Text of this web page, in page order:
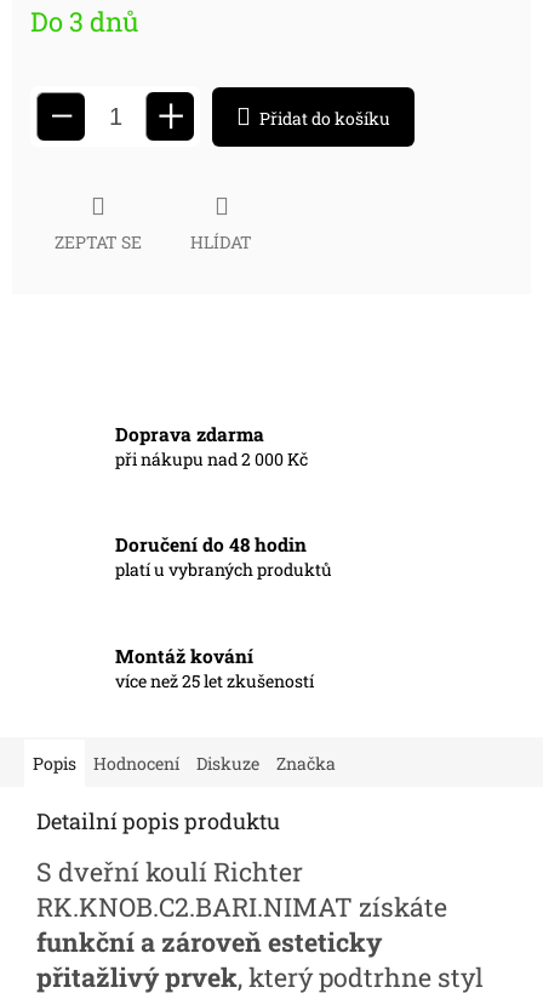
Do 3 dnů
− + Přidat do košíku
ZEPTAT SE HLÍDAT
Doprava zdarma
při nákupu nad 2 000 Kč
Doručení do 48 hodin
platí u vybraných produktů
Montáž kování
více než 25 let zkušeností
Popis Hodnocení Diskuze Značka
Detailní popis produktu
S dveřní koulí Richter
RK.KNOB.C2.BARI.NIMAT získáte
funkční a zároveň esteticky
přitažlivý prvek, který podtrhne styl